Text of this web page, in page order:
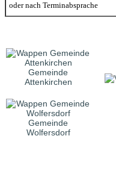
oder nach Terminabsprache
Gemeinde
Attenkirchen
Gemeinde
Wolfersdorf